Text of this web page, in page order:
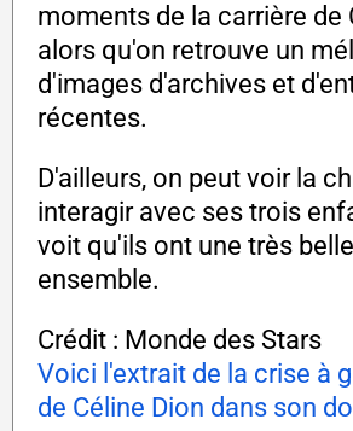
moments de la carrière de
alors qu'on retrouve un
d'images d'archives et
récentes.
D'ailleurs, on peut voir la
interagir avec ses trois
voit qu'ils ont une très
ensemble.
Crédit : Monde des Stars
Voici l'extrait de la crise à
de Céline Dion dans son